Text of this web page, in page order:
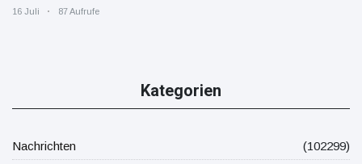
16 Juli 87 Aufrufe
Kategorien
Nachrichten
(102299)